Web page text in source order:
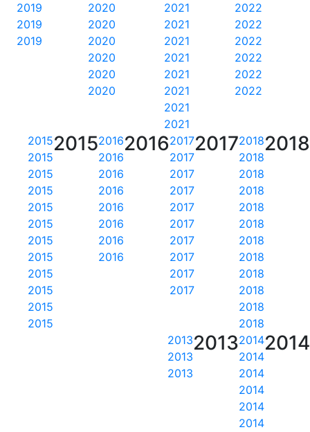
2022
2022
2022
2022
2022
2022
2021
2021
2021
2021
2021
2021
2021
2021
2020
2020
2020
2020
2020
2020
2019
2019
2019
2018
2018
2018
2018
2018
2018
2018
2018
2018
2018
2018
2018
2018
2017
2017
2017
2017
2017
2017
2017
2017
2017
2017
2017
2016
2016
2016
2016
2016
2016
2016
2016
2016
2015
2015
2015
2015
2015
2015
2015
2015
2015
2015
2015
2015
2015
2014
2014
2014
2014
2014
2014
2014
2013
2013
2013
2013